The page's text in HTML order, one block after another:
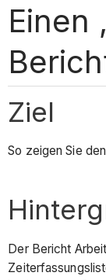
Einen
Ziel
So zeigen Sie
Der Bericht